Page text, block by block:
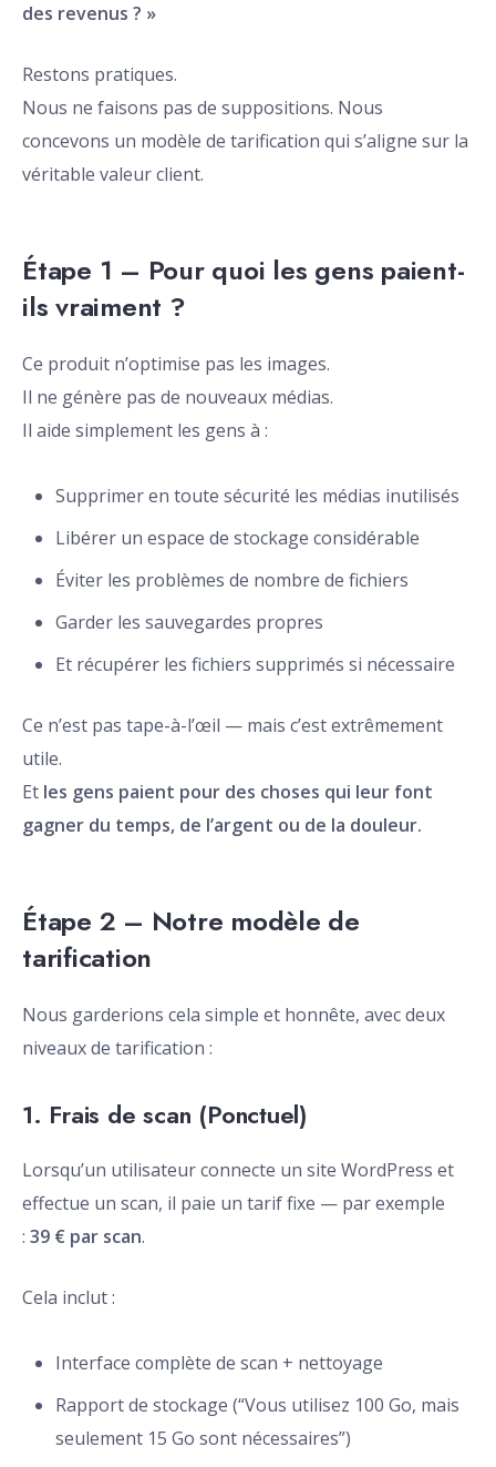
des revenus ? »
Restons pratiques.
Nous ne faisons pas de suppositions. Nous
concevons un modèle de tarification qui s’aligne sur la
véritable valeur client.
Étape 1 – Pour quoi les gens paient-
ils vraiment ?
Ce produit n’optimise pas les images.
Il ne génère pas de nouveaux médias.
Il aide simplement les gens à :
Supprimer en toute sécurité les médias inutilisés
Libérer un espace de stockage considérable
Éviter les problèmes de nombre de fichiers
Garder les sauvegardes propres
Et récupérer les fichiers supprimés si nécessaire
Ce n’est pas tape-à-l’œil — mais c’est extrêmement
utile.
Et les gens paient pour des choses qui leur font
gagner du temps, de l’argent ou de la douleur.
Étape 2 – Notre modèle de
tarification
Nous garderions cela simple et honnête, avec deux
niveaux de tarification :
1. Frais de scan (Ponctuel)
Lorsqu’un utilisateur connecte un site WordPress et
effectue un scan, il paie un tarif fixe — par exemple
: 39 € par scan.
Cela inclut :
Interface complète de scan + nettoyage
Rapport de stockage (“Vous utilisez 100 Go, mais
seulement 15 Go sont nécessaires”)